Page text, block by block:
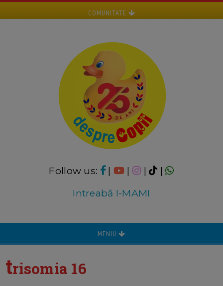
COMUNITATE
Follow us: | | |
|
Intreabă I-MAMI
MENIU
trisomia 16